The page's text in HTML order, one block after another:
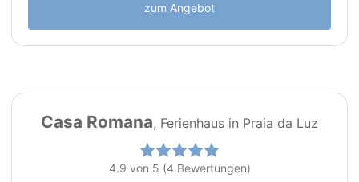
zum Angebot
Casa Romana, Ferienhaus in Praia da Luz
4.9 von 5 (4 Bewertungen)